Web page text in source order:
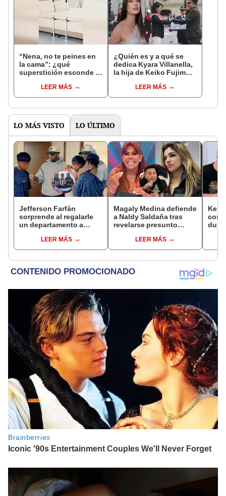
“Nena, no te peines en
la cama”: ¿qué
superstición esconde la
Enanitos Verdes?
LEER MÁS
¿Quién es y a qué se
dedica Kyara Villanella,
la hija de Keiko Fujimori
nivel nacional?
LEER MÁS
LO MÁS VISTO LO ÚLTIMO
Jefferson Farfán
sorprende al regalarle
un departamento a
fútbol: "Lo hago de
corazón"
LEER MÁS
Magaly Medina defiende
a Naldy Saldaña tras
revelarse presunto
de La Bella Luz: "Es lo
más sucio"
LEER MÁS
dura